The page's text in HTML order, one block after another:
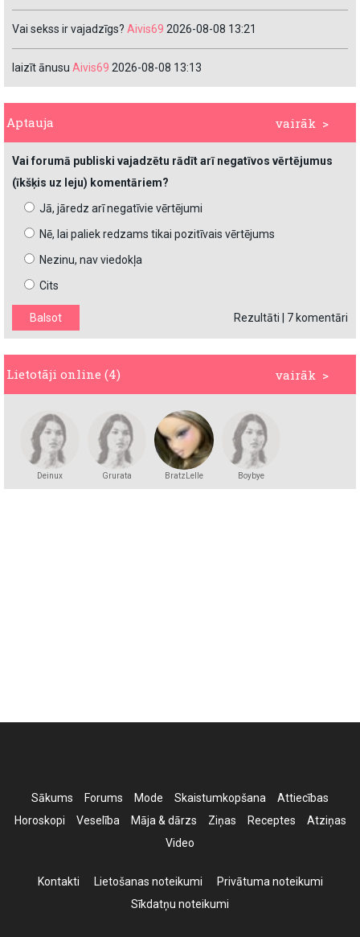
Vai sekss ir vajadzīgs? Aivis69 2026-08-08 13:21
laizīt ānusu Aivis69 2026-08-08 13:13
vairāk >
Aptauja
Vai forumā publiski vajadzētu rādīt arī negatīvos vērtējumus
(īkšķis uz leju) komentāriem?
Jā, jāredz arī negatīvie vērtējumi
Nē, lai paliek redzams tikai pozitīvais vērtējums
Nezinu, nav viedokļa
Cits
Rezultāti 7 komentāri
vairāk >
Lietotāji online (4)
Deinux Grurata BratzLelle Boybye
Sākums Forums Mode Skaistumkopšana
Attiecības
Horoskopi
Veselība Māja & dārzs Ziņas Receptes
Atziņas
Video
Kontakti Lietošanas noteikumi
Privātuma noteikumi
Sīkdatņu noteikumi